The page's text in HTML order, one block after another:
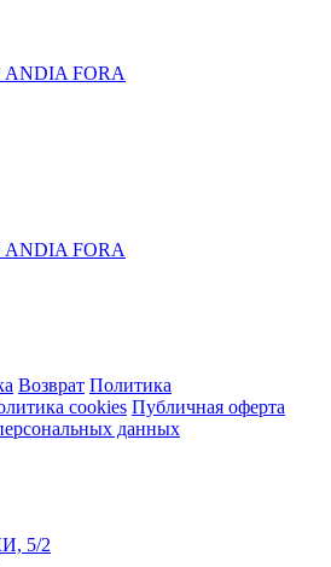
ANDIA FORA
ANDIA FORA
Возврат Политика
cookies Публичная оферта
данных
5/2